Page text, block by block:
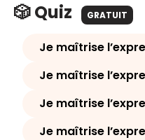
🎲 Quiz GRATUIT
Je maîtrise
Je maîtrise
Je maîtrise
Je maîtrise